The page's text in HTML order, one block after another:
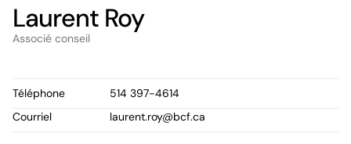
Laurent Roy
Associé conseil
Téléphone
514 397-4614
Courriel
laurent.roy@bcf.ca